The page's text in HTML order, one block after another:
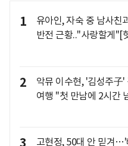
1
유아인, 자숙 중 남사친
반전 근황.."사랑할게"[
2
악뮤 이수현, '김성주子'
여행 "첫 만남에 2시간
고현정, 50대 안 믿겨…'